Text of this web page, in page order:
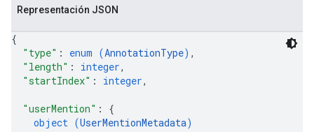
Representación JSON
{
"type" : enum (AnnotationType) ,
"length" : integer,
"startIndex" : integer,
"userMention" : {
object (UserMentionMetadata)